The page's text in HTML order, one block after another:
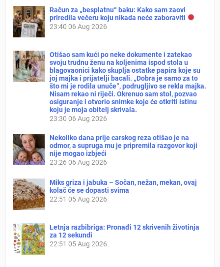
Račun za „besplatnu“ baku: Kako sam zaovi
priredila večeru koju nikada neće zaboraviti
23:40 06 Aug 2026
Otišao sam kući po neke dokumente i zatekao
svoju trudnu ženu na koljenima ispod stola u
blagovaonici kako skuplja ostatke papira koje su
joj majka i prijatelji bacali. „Dobra je samo za to
što mi je rodila unuče“, podrugljivo se rekla majka.
Nisam rekao ni riječi. Okrenuo sam stol, pozvao
osiguranje i otvorio snimke koje će otkriti istinu
koju je moja obitelj skrivala.
23:30 06 Aug 2026
Nekoliko dana prije carskog reza otišao je na
odmor, a supruga mu je pripremila razgovor koji
nije mogao izbjeći
23:26 06 Aug 2026
Miks griza i jabuka – Sočan, nežan, mekan, ovaj
kolač će se dopasti svima
22:51 05 Aug 2026
Letnja razbibriga: Pronađi 12 skrivenih životinja
za 12 sekundi
22:51 05 Aug 2026